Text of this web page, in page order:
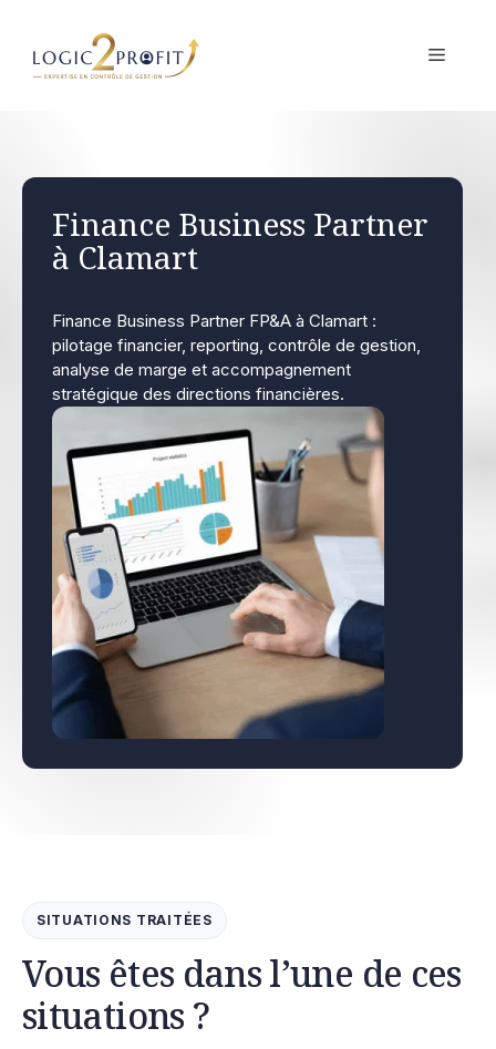
contenu
MENU
Finance Business Partner
à Clamart
Finance Business Partner FP&A à Clamart :
pilotage financier, reporting, contrôle de gestion,
analyse de marge et accompagnement
stratégique des directions financières.
SITUATIONS TRAITÉES
Vous êtes dans l’une de ces
situations ?